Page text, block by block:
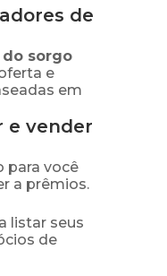
de
do sorgo
e
em
e vender
para você
a prêmios.
listar seus
de